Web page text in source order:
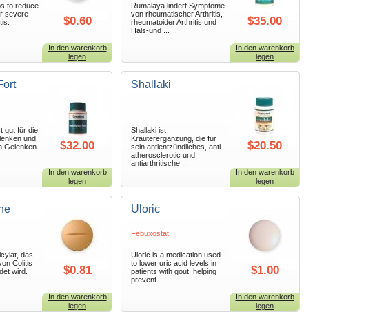
to reduce
severe
$0.60
In den warenkorb
legen
Rumalaya lindert Symptome
von rheumatischer Arthritis,
rheumatoider Arthritis und
Hals-und ...
$35.00
In den warenkorb
legen
gut für die
und
Gelenken
$32.00
In den warenkorb
legen
Shallaki
Shallaki ist
Kräuterergänzung, die für
sein antientzündliches, anti-
atherosclerotic und
antiarthritische ...
$20.50
In den warenkorb
legen
das
Colitis
wird.
$0.81
In den warenkorb
legen
Uloric
Febuxostat
Uloric is a medication used
to lower uric acid levels in
patients with gout, helping
prevent ...
$1.00
In den warenkorb
legen